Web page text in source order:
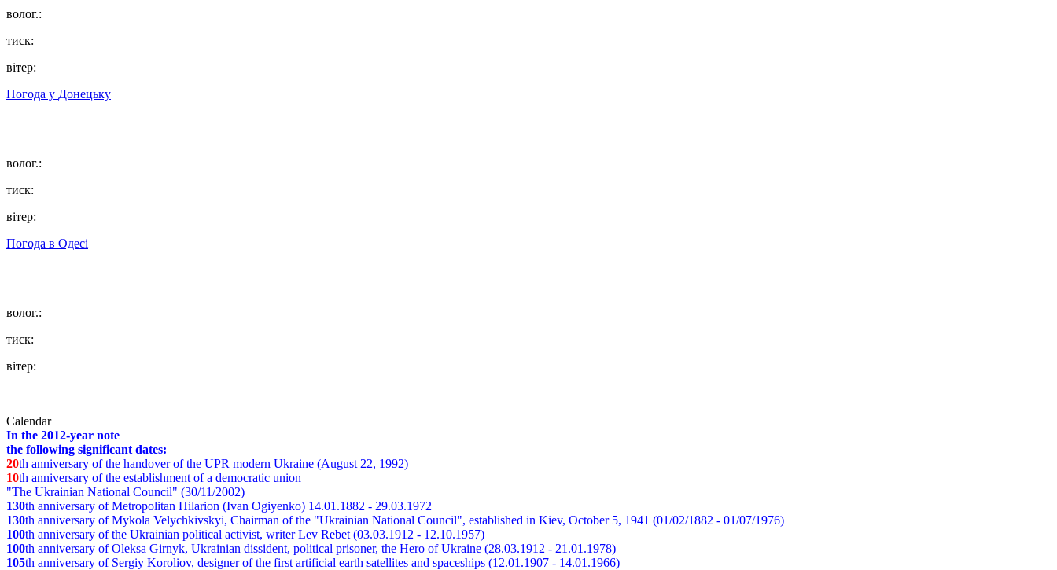
волог.:
тиск:
вітер:
Погода у Донецьку
волог.:
тиск:
вітер:
Погода в Одесі
волог.:
тиск:
вітер:
Calendar
In the 2012-year note
the following significant dates:
20th anniversary of the handover of the UPR modern Ukraine (August 22, 1992)
10th anniversary of the establishment of a democratic union
"The Ukrainian National Council" (30/11/2002)
130th anniversary of Metropolitan Hilarion (Ivan Ogiyenko) 14.01.1882 - 29.03.1972
130th anniversary of Mykola Velychkivskyi, Chairman of the "Ukrainian National Council", established in Kiev, October 5, 1941 (01/02/1882 - 01/07/1976)
100th anniversary of the Ukrainian political activist, writer Lev Rebet (03.03.1912 - 12.10.1957)
100th anniversary of Oleksa Girnyk, Ukrainian dissident, political prisoner, the Hero of Ukraine (28.03.1912 - 21.01.1978)
105th anniversary of Sergiy Koroliov, designer of the first artificial earth satellites and spaceships (12.01.1907 - 14.01.1966)